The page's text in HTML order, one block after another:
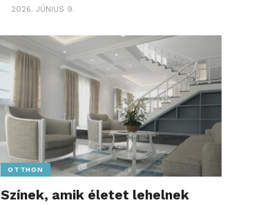
2026. JÚNIUS 9.
OTTHON
Színek, amik életet lehelnek